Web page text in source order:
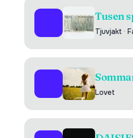
Tusen
Tjuvjakt ·
Lovet